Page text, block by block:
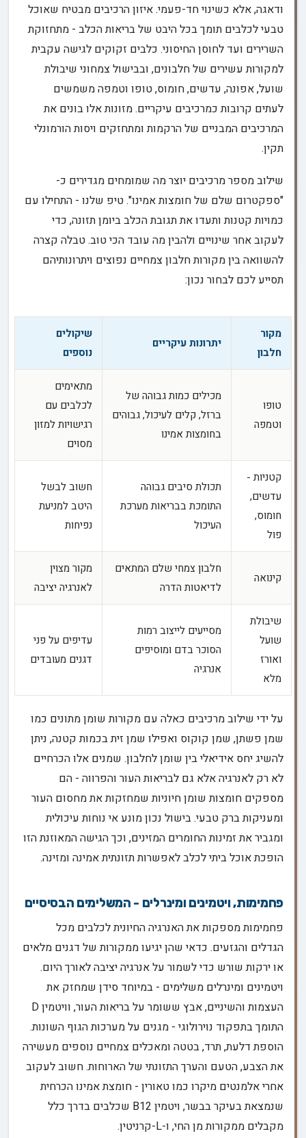
ודאגה, אלא כשינוי חד-פעמי. איזון הרכיבים מבטיח שאוכל
טבעי לכלבים תומך בכל היבט של בריאות הכלב - מתחזוקת
השרירים ועד לחוסן החיסוני. כלבים זקוקים לגישה עקבית
למקורות עשירים של חלבונים, ובבישול צמחוני שיבולת
שועל, אפונה, עדשים, חומוס, טופו וטמפה משמשים
לעתים קרובות כמרכיבים עיקריים. מזונות אלו בונים את
המרכיבים המבניים של הרקמות ומתחזקים ויסות הורמונלי
תקין.
שילוב מספר מרכיבים יוצר מה שמומחים מגדירים כ-
"ספקטרום שלם של חומצות אמינו". טיפ שלנו - התחילו עם
כמויות קטנות ותעדו את תגובת הכלב ביומן תזונה, כדי
לעקוב אחר שינויים ולהבין מה עובד הכי טוב. טבלה קצרה
להשוואה בין מקורות חלבון צמחיים נפוצים ויתרונותיהם
תסייע לכם לבחור נכון:
מקור
חלבון
יתרונות עיקריים
שיקולים
נוספים
טופו
וטמפה
מכילים כמות גבוהה של
ברזל, קלים לעיכול, גבוהים
בחומצות אמינו
מתאימים
לכלבים עם
רגישויות למזון
מסוים
קטניות -
עדשים,
חומוס,
פול
תכולת סיבים גבוהה
התומכת בבריאות מערכת
העיכול
חשוב לבשל
היטב למניעת
נפיחות
קינואה
חלבון צמחי שלם המתאים
לדיאטות הדרה
מקור מצוין
לאנרגיה יציבה
שיבולת
שועל
ואורז
מלא
מסייעים לייצוב רמות
הסוכר בדם ומוסיפים
אנרגיה
עדיפים על פני
דגנים מעובדים
על ידי שילוב מרכיבים כאלה עם מקורות שומן מתונים כמו
שמן פשתן, שמן קוקוס ואפילו שמן זית בכמות קטנה, ניתן
להשיג יחס אידיאלי בין שומן לחלבון. שמנים אלו הכרחיים
לא רק לאנרגיה אלא גם לבריאות העור והפרווה - הם
מספקים חומצות שומן חיוניות שמחזקות את מחסום העור
ומעניקות ברק טבעי. בישול נכון מונע אי נוחות עיכולית
ומגביר את זמינות החומרים המזינים, וכך הגישה המאוזנת הזו
הופכת אוכל ביתי לכלב לאפשרות תזונתית אמינה ומזינה.
פחמימות, ויטמינים ומינרלים - המשלימים הבסיסיים
פחמימות מספקות את האנרגיה החיונית לכלבים מכל
הגדלים והגזעים. כדאי שהן יגיעו ממקורות של דגנים מלאים
או ירקות שורש כדי לשמור על אנרגיה יציבה לאורך היום.
ויטמינים ומינרלים משלימים - במיוחד סידן שמחזק את
העצמות והשיניים, אבץ ששומר על בריאות העור, וויטמין D
התומך בתפקוד נוירולוגי - מגנים על מערכות הגוף השונות.
הוספת דלעת, תרד, בטטה ומאכלים צמחיים נוספים מעשירה
את הצבע, הטעם והערך התזונתי של הארוחות. חשוב לעקוב
אחרי אלמנטים מיקרו כמו טאורין - חומצת אמינו הכרחית
שנמצאת בעיקר בבשר, ויטמין B12 שכלבים בדרך כלל
מקבלים ממקורות מן החי, ו-L-קרניטין.